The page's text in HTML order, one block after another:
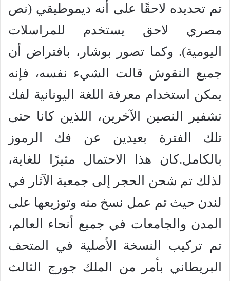
تم تحديده لاحقًا على أنه ديموطيقي (نص
مصري لاحق يستخدم للمراسلات
اليومية). وكما تصور بوشار، بافتراض أن
جميع النقوش قالت الشيء نفسه، فإنه
يمكن استخدام معرفة اللغة اليونانية لفك
تشفير النصين الآخرين، اللذين كانا حتى
تلك الفترة بعيدين عن فك الرموز
بالكامل.كان هذا الاحتمال مثيرًا للغاية،
لذلك تم شحن الحجر إلى جمعية الآثار في
لندن حيث تم عمل نسخ منه وتوزيعها على
المدن والجامعات في جميع أنحاء العالم،
تم تركيب النسخة الأصلية في المتحف
البريطاني بأمر من الملك جورج الثالث